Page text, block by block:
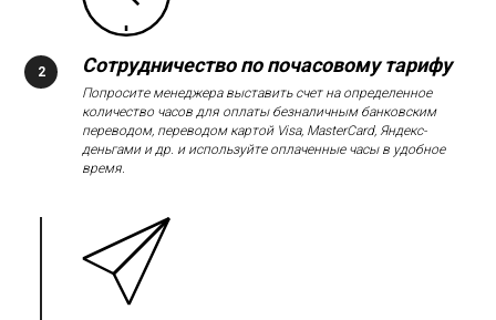
Сотрудничество по почасовому тарифу
Попросите менеджера выставить счет на определенное
количество часов для оплаты безналичным банковским
переводом, переводом картой Visa, MasterCard, Яндекс-
деньгами и др. и используйте оплаченные часы в удобное
время.